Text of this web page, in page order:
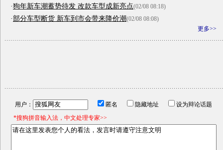
·狗年新车潮蓄势待发 改款车型成新亮点(02/08 08:18)
·部分车型断货 新车到市会带来降价潮(02/08 08:08)
更多>>
用户： 匿名 隐藏地址
设为辩论话题
*搜狗拼音输入法，中文处理专家>>